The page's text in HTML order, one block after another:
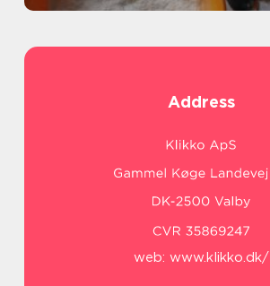
Address
web: www.klikko.dk/